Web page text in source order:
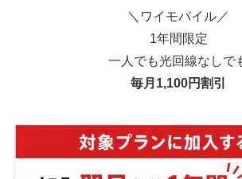
＼ワイモバイル／
1年間限定
一人でも光回線なしで
毎月1,100円割引